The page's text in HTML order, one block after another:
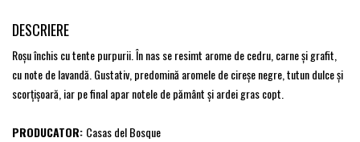
DESCRIERE
Roşu închis cu tente purpurii. În nas se resimt arome de cedru, carne şi grafit,
cu note de lavandă. Gustativ, predomină aromele de cireşe negre, tutun dulce şi
scorţişoară, iar pe final apar notele de pământ şi ardei gras copt.
PRODUCATOR: Casas del Bosque